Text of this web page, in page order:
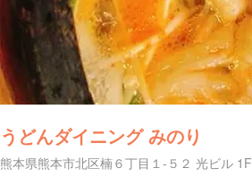
うどんダイニング みのり
熊本県熊本市北区楠６丁目１-５２ 光ビル 1F